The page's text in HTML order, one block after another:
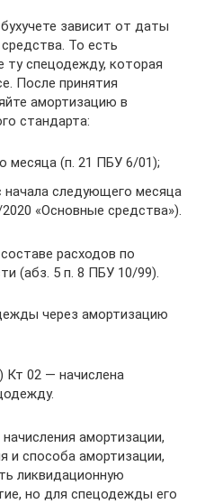
зависит от даты
То есть
спецодежду, которая
После принятия
амортизацию в
стандарта:
месяца (п. 21 ПБУ 6/01);
начала следующего месяца
«Основные средства»).
расходов по
(абз. 5 п. 8 ПБУ 10/99).
через амортизацию
Кт 02 — начислена
амортизации,
и способа амортизации,
ликвидационную
но для спецодежды его